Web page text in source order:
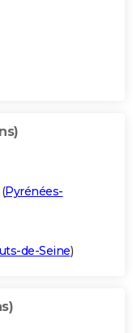
(Pyrénées-
de-Seine)